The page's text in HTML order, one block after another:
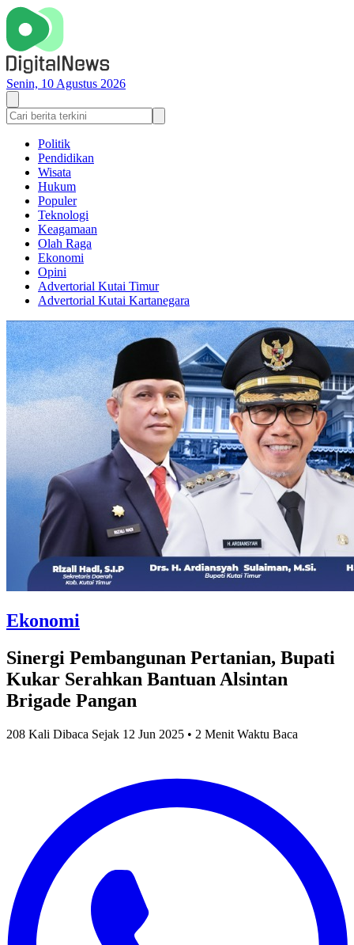
Senin, 10 Agustus 2026
Politik
Pendidikan
Wisata
Hukum
Populer
Teknologi
Keagamaan
Olah Raga
Ekonomi
Opini
Advertorial Kutai Timur
Advertorial Kutai Kartanegara
Ekonomi
Sinergi Pembangunan Pertanian, Bupati
Kukar Serahkan Bantuan Alsintan
Brigade Pangan
208 Kali Dibaca Sejak 12 Jun 2025 • 2 Menit Waktu Baca